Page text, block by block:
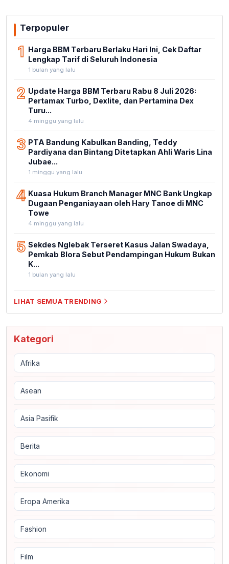
Terpopuler
1 Harga BBM Terbaru Berlaku Hari Ini, Cek Daftar
Lengkap Tarif di Seluruh Indonesia
1 bulan yang lalu
2 Update Harga BBM Terbaru Rabu 8 Juli 2026:
Pertamax Turbo, Dexlite, dan Pertamina Dex
Turu...
4 minggu yang lalu
3 PTA Bandung Kabulkan Banding, Teddy
Pardiyana dan Bintang Ditetapkan Ahli Waris Lina
Jubae...
1 minggu yang lalu
4 Kuasa Hukum Branch Manager MNC Bank Ungkap
Dugaan Penganiayaan oleh Hary Tanoe di MNC
Towe
4 minggu yang lalu
5 Sekdes Nglebak Terseret Kasus Jalan Swadaya,
Pemkab Blora Sebut Pendampingan Hukum Bukan
K...
1 bulan yang lalu
LIHAT SEMUA TRENDING
Kategori
Afrika
Asean
Asia Pasifik
Berita
Ekonomi
Eropa Amerika
Fashion
Film